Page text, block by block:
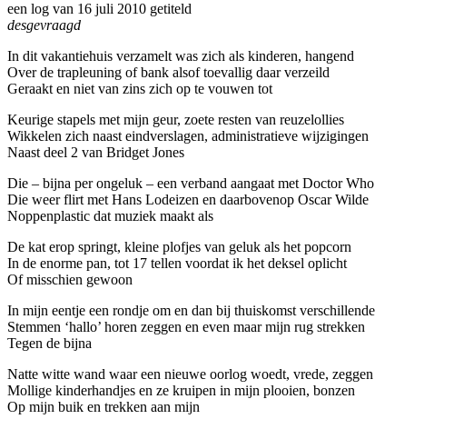
een log van 16 juli 2010 getiteld
desgevraagd
In dit vakantiehuis verzamelt was zich als kinderen, hangend
Over de trapleuning of bank alsof toevallig daar verzeild
Geraakt en niet van zins zich op te vouwen tot
Keurige stapels met mijn geur, zoete resten van reuzelollies
Wikkelen zich naast eindverslagen, administratieve wijzigingen
Naast deel 2 van Bridget Jones
Die – bijna per ongeluk – een verband aangaat met Doctor Who
Die weer flirt met Hans Lodeizen en daarbovenop Oscar Wilde
Noppenplastic dat muziek maakt als
De kat erop springt, kleine plofjes van geluk als het popcorn
In de enorme pan, tot 17 tellen voordat ik het deksel oplicht
Of misschien gewoon
In mijn eentje een rondje om en dan bij thuiskomst verschillende
Stemmen ‘hallo’ horen zeggen en even maar mijn rug strekken
Tegen de bijna
Natte witte wand waar een nieuwe oorlog woedt, vrede, zeggen
Mollige kinderhandjes en ze kruipen in mijn plooien, bonzen
Op mijn buik en trekken aan mijn